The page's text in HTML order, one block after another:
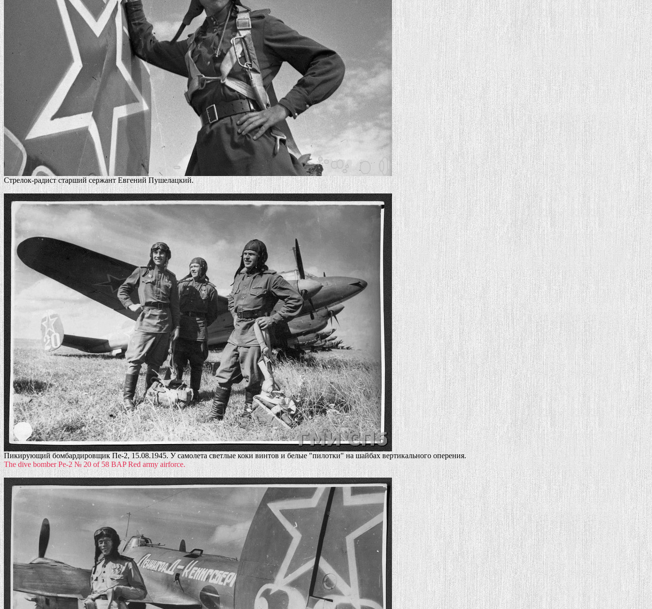
Стрелок-радист старший сержант Евгений Пушелацкий.
Пикирующий бомбардировщик Пе-2, 15.08.1945. У самолета светлые коки винтов и белые "пилотки" на шайбах вертикального оперения.
The dive bomber Pe-2 № 20 of 58 BAP Red army airforce.